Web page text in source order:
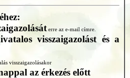
erre az e-mail címre.
visszaigazolást és a
visszaigazolásakor
az érkezés előtt